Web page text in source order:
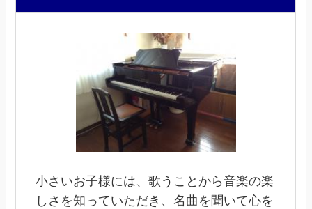
小さいお子様には、歌うことから音楽の楽
しさを知っていただき、名曲を聞いて心を